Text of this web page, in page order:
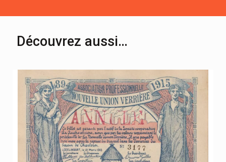
Découvrez aussi…